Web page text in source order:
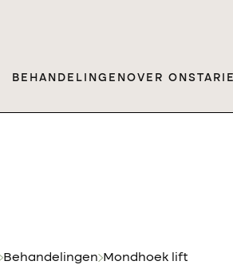
BEHANDELINGEN OVER ONS
Behandelingen Mondhoek lift